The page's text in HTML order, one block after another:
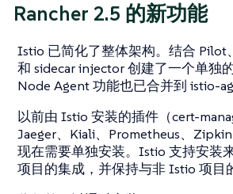
Rancher 2.5 的新功能
Istio 已简化了整体架构。结合 Pilot
和 sidecar injector 创建了一个单独
Node Agent 功能也已合并到 istio-
以前由 Istio 安装的插件（cert-
Jaeger、Kiali、Prometheus、Zipkin
现在需要单独安装。Istio 支持安装
项目的集成，并保持与非 Istio 项目